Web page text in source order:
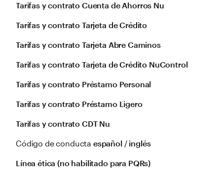
Tarifas y contrato Cuenta de Ahorros Nu
Tarifas y contrato Tarjeta de Crédito
Tarifas y contrato Tarjeta Abre Caminos
Tarifas y contrato Tarjeta de Crédito NuControl
Tarifas y contrato Préstamo Personal
Tarifas y contrato Préstamo Ligero
Tarifas y contrato CDT Nu
Código de conducta español/ inglés
Línea ética (no habilitado para PQRs)